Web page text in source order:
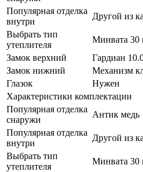
Популярная отделка
внутри
Другой из
Выбрать тип
утеплителя
Минвата 30
Замок верхний
Гардиан
Замок нижний
Механизм
Глазок
Нужен
Характеристики комплектации
Популярная отделка
снаружи
Антик медь
Популярная отделка
внутри
Другой из
Выбрать тип
утеплителя
Минвата 30